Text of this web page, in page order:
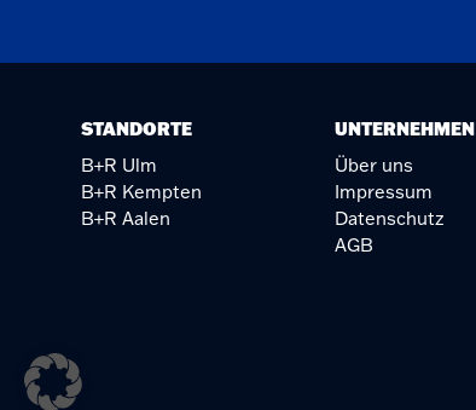
STANDORTE
B+R Ulm
B+R Kempten
B+R Aalen
UNTERNEHMEN
Über uns
Impressum
Datenschutz
AGB